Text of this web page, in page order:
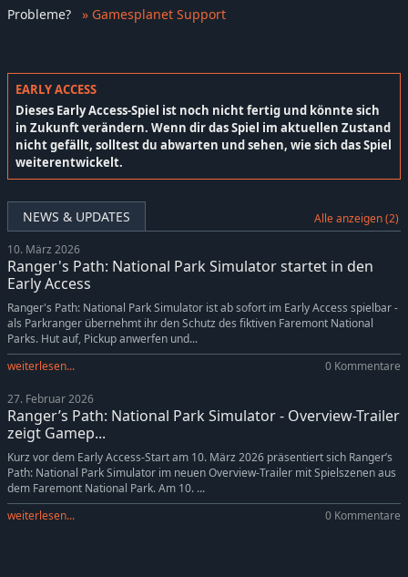
EARLY ACCESS
Dieses Early Access-Spiel ist noch nicht fertig und könnte sich
in Zukunft verändern. Wenn dir das Spiel im aktuellen Zustand
nicht gefällt, solltest du abwarten und sehen, wie sich das Spiel
weiterentwickelt.
NEWS & UPDATES Alle anzeigen (2)
10. März 2026
Ranger's Path: National Park Simulator startet in den
Early Access
Ranger's Path: National Park Simulator ist ab sofort im Early Access spielbar -
als Parkranger übernehmt ihr den Schutz des fiktiven Faremont National
Parks. Hut auf, Pickup anwerfen und...
weiterlesen...
0 Kommentare
27. Februar 2026
Ranger’s Path: National Park Simulator - Overview-Trailer
zeigt Gamep...
Kurz vor dem Early Access-Start am 10. März 2026 präsentiert sich Ranger’s
Path: National Park Simulator im neuen Overview-Trailer mit Spielszenen aus
dem Faremont National Park. Am 10. ...
weiterlesen...
0 Kommentare
Probleme? » Gamesplanet Support